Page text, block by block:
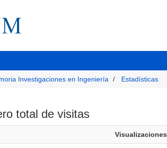
Investigaciones en Ingeniería Estadísticas
total de visitas
Visualizaciones